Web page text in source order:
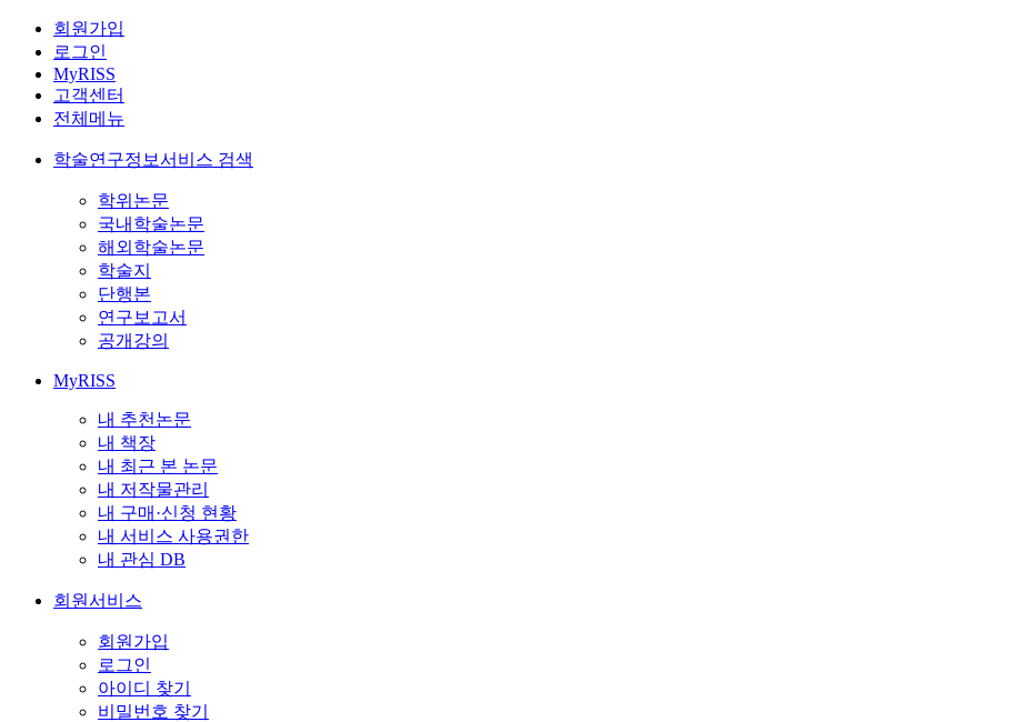
회원가입
로그인
MyRISS
고객센터
전체메뉴
학술연구정보서비스 검색
학위논문
국내학술논문
해외학술논문
학술지
단행본
연구보고서
공개강의
MyRISS
내 추천논문
내 책장
내 최근 본 논문
내 저작물관리
내 구매·신청 현황
내 서비스 사용권한
내 관심 DB
회원서비스
회원가입
로그인
아이디 찾기
비밀번호 찾기